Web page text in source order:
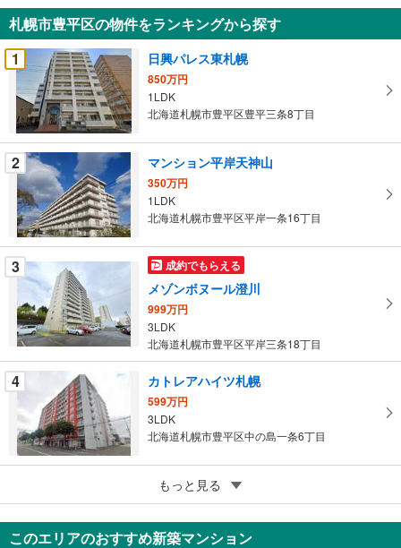
知
を
受
け
取
る
・
条
件
を
マ
イ
ペ
ー
に
保
存
す
る
札幌市豊平区の物件をランキングから探す
1
日興パレス東札幌
850万円
1LDK
北海道札幌市豊平区豊平三条8丁目
2 マンション平岸天神山
350万円
1LDK
北海道札幌市豊平区平岸一条16丁目
3 成約でもらえる
メゾンボヌール澄川
999万円
3LDK
北海道札幌市豊平区平岸三条18丁目
4 カトレアハイツ札幌
599万円
3LDK
北海道札幌市豊平区中の島一条6丁目
ライオンズマンション学園前
890万円
DK6.4帖＋和5.1帖＋洋5.6帖
北海道札幌市豊平区水車町5丁目
もっと見る
このエリアのおすすめ新築マンション